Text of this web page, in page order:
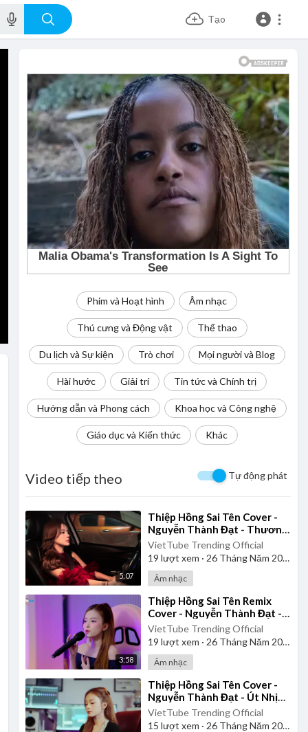
Tạo
Phim và Hoạt hình Âm nhạc
Thú cưng và Động vật Thể thao
Du lịch và Sự kiện Trò chơi Mọi người và Blog
Hài hước Giải trí Tin tức và Chính trị
Hướng dẫn và Phong cách Khoa học và Công nghệ
Giáo dục và Kiến thức Khác
Video tiếp theo Tự động phát
5:07
⁣Thiệp Hồng Sai Tên Cover -
Nguyễn Thành Đạt - Thương
Võ
VietTube Trending Official
19 lượt xem · 26 Tháng Năm 2026
Âm nhạc
3:58
⁣Thiệp Hồng Sai Tên Remix
Cover - Nguyễn Thành Đạt -
Út Nhị Mino
VietTube Trending Official
19 lượt xem · 26 Tháng Năm 2026
Âm nhạc
⁣Thiệp Hồng Sai Tên Cover -
Nguyễn Thành Đạt - Út Nhị
Mino
VietTube Trending Official
15 lượt xem · 26 Tháng Năm 2026